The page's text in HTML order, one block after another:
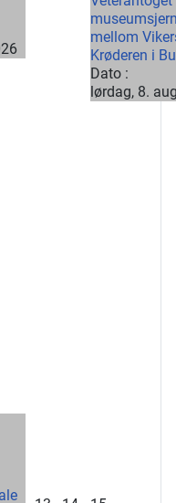
mellom
Krøderen i
Dato :
lørdag, 8.